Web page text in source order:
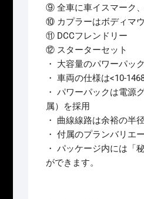
⑨ 全車に車イスマーク
⑩ カプラーはボディマ
⑪ DCCフレンドリー
⑫ スターターセット
・ 大容量のパワーパッ
・ 車両の仕様は<10-
・ パワーパックは電源
属）を採用
・ 曲線線路は余裕の半
・ 付属のプランバリエ
・ パッケージ内には「
ができます。